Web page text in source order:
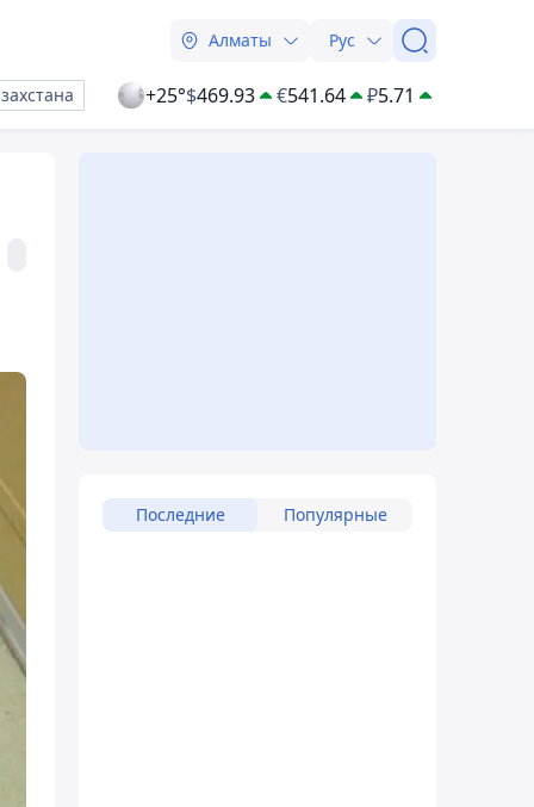
Алматы Рус
+25°$469.93 €541.64 ₽5.71
Последние Популярные